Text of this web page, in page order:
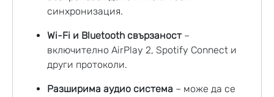
синхронизация.
Wi-Fi и Bluetooth свързаност–
включително AirPlay 2, Spotify Connect и
други протоколи.
Разширима аудио система – може да се